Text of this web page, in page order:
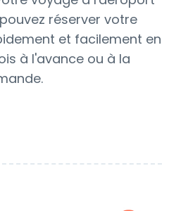
réserver votre
et facilement en
à l'avance ou à la